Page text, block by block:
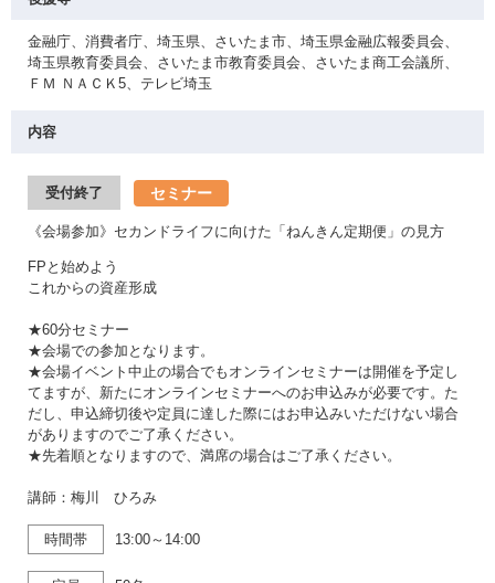
金融庁、消費者庁、埼玉県、さいたま市、埼玉県金融広報委員会、
埼玉県教育委員会、さいたま市教育委員会、さいたま商工会議所、
ＦＭ ＮＡＣＫ5、テレビ埼玉
内容
受付終了 セミナー
《会場参加》セカンドライフに向けた「ねんきん定期便」の見方
FPと始めよう
これからの資産形成
★60分セミナー
★会場での参加となります。
★会場イベント中止の場合でもオンラインセミナーは開催を予定し
てますが、新たにオンラインセミナーへのお申込みが必要です。た
だし、申込締切後や定員に達した際にはお申込みいただけない場合
がありますのでご了承ください。
★先着順となりますので、満席の場合はご了承ください。
講師：梅川 ひろみ
時間帯 13:00～14:00